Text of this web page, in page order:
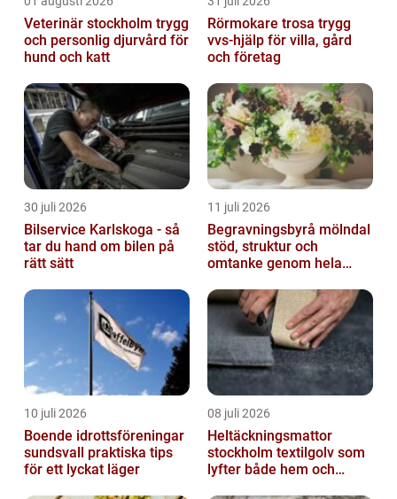
Veterinär stockholm trygg
och personlig djurvård för
hund och katt
Rörmokare trosa trygg
vvs-hjälp för villa, gård
och företag
30 juli 2026
Bilservice Karlskoga - så
tar du hand om bilen på
rätt sätt
11 juli 2026
Begravningsbyrå mölndal
stöd, struktur och
omtanke genom hela
10 juli 2026
Boende idrottsföreningar
sundsvall praktiska tips
för ett lyckat läger
08 juli 2026
Heltäckningsmattor
stockholm textilgolv som
lyfter både hem och